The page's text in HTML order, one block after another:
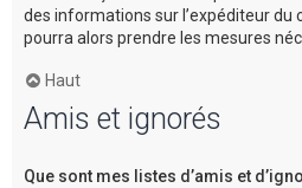
des informations sur l’expéditeur du
pourra alors prendre les mesures
Haut
Amis et ignorés
Que sont mes listes d’amis et